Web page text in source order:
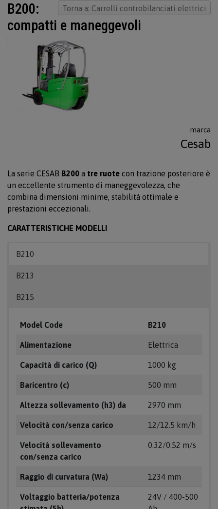
Torna a: Carrelli controbilanciati elettrici
B200:
compatti e maneggevoli
marca
Cesab
La serie CESAB B200 a tre ruote con trazione posteriore è
un eccellente strumento di maneggevolezza, che
combina dimensioni minime, stabilità ottimale e
prestazioni eccezionali.
CARATTERISTICHE MODELLI
B210
B213
B215
Model Code B210
Alimentazione Elettrica
Capacità di carico (Q) 1000 kg
Baricentro (c) 500 mm
Altezza sollevamento (h3) da 2970 mm
Velocità con/senza carico 12/12.5 km/h
Velocità sollevamento
con/senza carico
0.32/0.52 m/s
Raggio di curvatura (Wa) 1234 mm
Voltaggio batteria/potenza
24V / 400-500